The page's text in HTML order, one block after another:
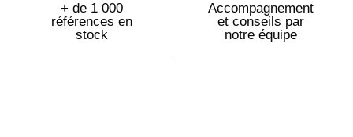
+ de 1 000
références en
stock
Accompagnement
et conseils par
notre équipe